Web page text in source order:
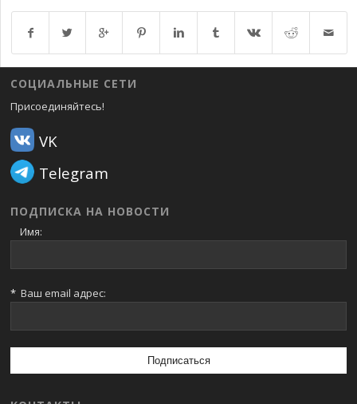
Возврат к списку
СОЦИАЛЬНЫЕ СЕТИ
Присоединяйтесь!
VK
Telegram
ПОДПИСКА НА НОВОСТИ
Имя:
* Ваш email адрес: